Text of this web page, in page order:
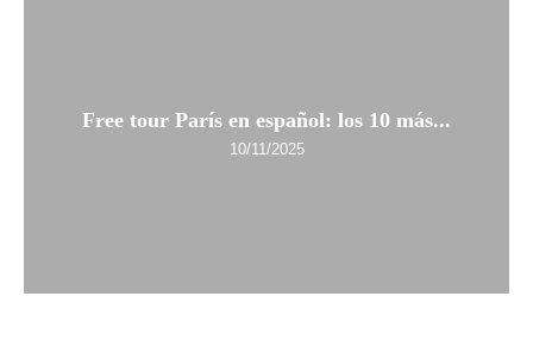
Free tour París en español: los 10 más...
10/11/2025